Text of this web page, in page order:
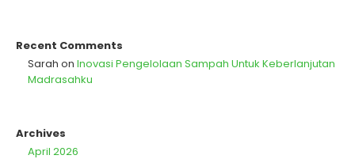
Recent Comments
Sarah on Inovasi Pengelolaan Sampah Untuk Keberlanjutan
Madrasahku
Archives
April 2026